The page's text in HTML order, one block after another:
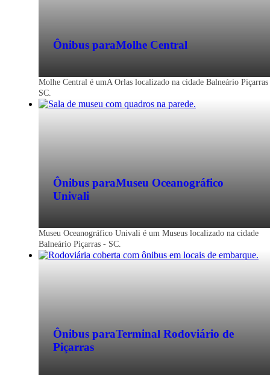
Ônibus paraMolhe Central
Molhe Central é umA Orlas localizado na cidade Balneário
SC.
Ônibus paraMuseu Oceanográfico
Univali
Museu Oceanográfico Univali é um Museus localizado na cidade
Balneário Piçarras - SC.
Ônibus paraTerminal Rodoviário de
Piçarras